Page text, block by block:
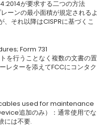
が要求する二つの方法
ーンの最小面積が規定されるよ
それ以降はCISPRに基づくこ
Form 731
を行うことなく複数の文書の置
レターを添えてFCCにコンタク
used for maintenance
追加のみ）：通常使用でな
には不要.